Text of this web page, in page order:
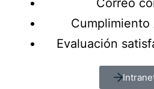
Correo
Evaluación